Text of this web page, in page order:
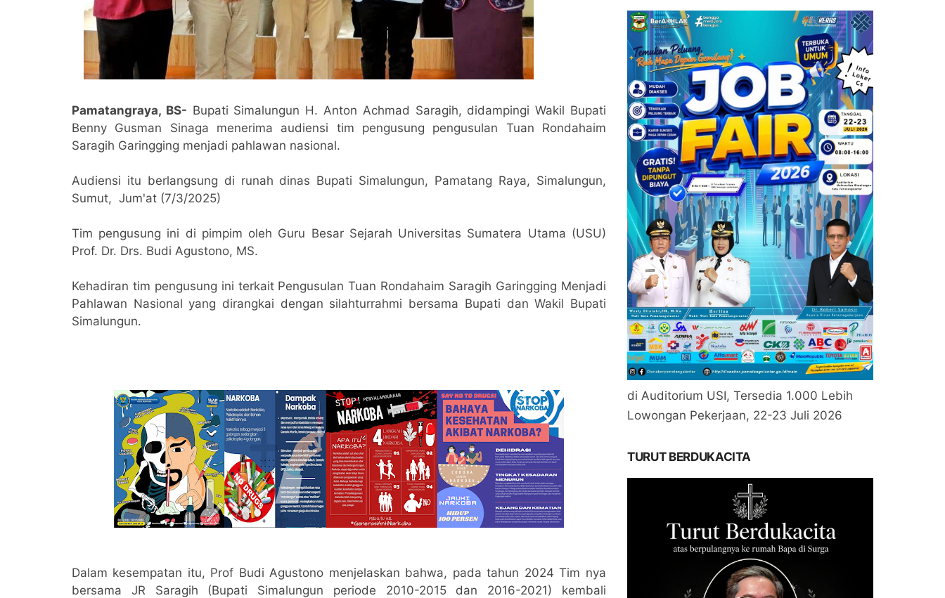
Pamatangraya, BS- Bupati Simalungun H. Anton Achmad Saragih, didampingi Wakil Bupati
Benny Gusman Sinaga menerima audiensi tim pengusung pengusulan Tuan Rondahaim
Saragih Garingging menjadi pahlawan nasional.
Audiensi itu berlangsung di runah dinas Bupati Simalungun, Pamatang Raya, Simalungun,
Sumut, Jum'at (7/3/2025)
Tim pengusung ini di pimpim oleh Guru Besar Sejarah Universitas Sumatera Utama (USU)
Prof. Dr. Drs. Budi Agustono, MS.
Kehadiran tim pengusung ini terkait Pengusulan Tuan Rondahaim Saragih Garingging Menjadi
Pahlawan Nasional yang dirangkai dengan silahturrahmi bersama Bupati dan Wakil Bupati
Simalungun.
Dalam kesempatan itu, Prof Budi Agustono menjelaskan bahwa, pada tahun 2024 Tim nya
bersama JR Saragih (Bupati Simalungun periode 2010-2015 dan 2016-2021) kembali
di Auditorium USI, Tersedia 1.000 Lebih
Lowongan Pekerjaan, 22-23 Juli 2026
TURUT BERDUKACITA